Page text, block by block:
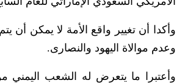
وأكدا أن تغيير واقع الأمة لا يمكن أن يتم
وعدم موالاة اليهود والنصارى.
وأعتبرا ما يتعرض له الشعب اليمني